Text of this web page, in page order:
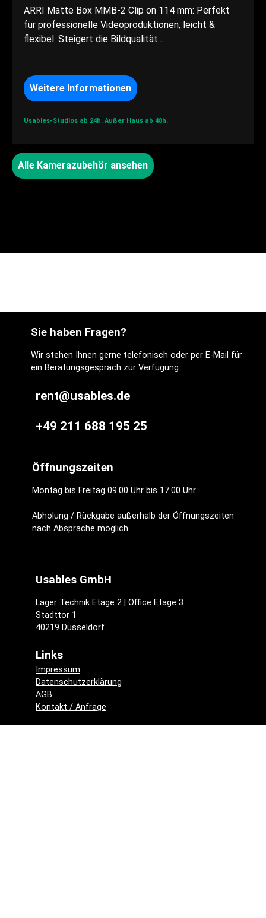
ARRI Matte Box MMB-2 Clip on 114 mm: Perfekt
für professionelle Videoproduktionen, leicht &
flexibel. Steigert die Bildqualität...
Weitere Informationen
Usables-Studios ab 24h. Außer Haus ab 48h.
Alle Kamerazubehör ansehen
Sie haben Fragen?
Wir stehen Ihnen gerne telefonisch oder per E-Mail für
ein Beratungsgespräch zur Verfügung.
rent@usables.de
+49 211 688 195 25
Öffnungszeiten
Montag bis Freitag 09.00 Uhr bis 17.00 Uhr.
Abholung / Rückgabe außerhalb der Öffnungszeiten
nach Absprache möglich.
Usables GmbH
Lager Technik Etage 2 | Office Etage 3
Stadttor 1
40219 Düsseldorf
Links
Impressum
Datenschutzerklärung
AGB
Kontakt / Anfrage